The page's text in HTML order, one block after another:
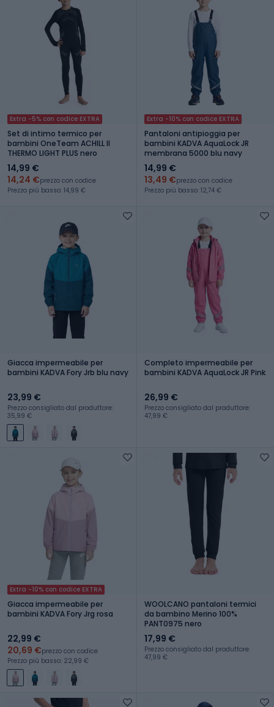
Extra -5% con codice EXTRA
Set di intimo termico per
bambini OneTeam ACHILL II
THERMO LIGHT PLUS nero
14,99 €
14,24 €prezzo con codice
Prezzo più basso: 14,99 €
Extra -10% con codice EXTRA
Pantaloni antipioggia per
bambini KADVA AquaLock JR
membrana 5000 blu navy
14,99 €
13,49 €prezzo con codice
Prezzo più basso: 12,74 €
Giacca impermeabile per
bambini KADVA Fory Jrb blu navy
23,99 €
Prezzo consigliato dal produttore:
35,99 €
Completo impermeabile per
bambini KADVA AquaLock JR Pink
26,99 €
Prezzo consigliato dal produttore:
47,99 €
Extra -10% con codice EXTRA
Giacca impermeabile per
bambini KADVA Fory Jrg rosa
22,99 €
20,69 €prezzo con codice
Prezzo più basso: 22,99 €
WOOLCANO pantaloni termici
da bambino Merino 100%
PANT0975 nero
17,99 €
Prezzo consigliato dal produttore:
47,99 €